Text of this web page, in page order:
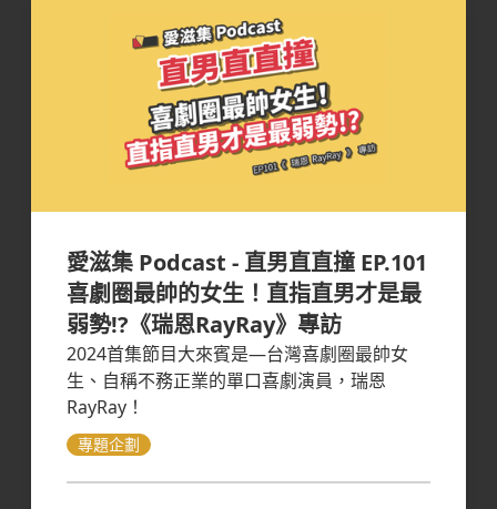
愛滋集 Podcast - 直男直直撞 EP.101
喜劇圈最帥的女生！直指直男才是最
弱勢!?《瑞恩RayRay》專訪
2024首集節目大來賓是—台灣喜劇圈最帥女
生、自稱不務正業的單口喜劇演員，瑞恩
RayRay！
專題企劃